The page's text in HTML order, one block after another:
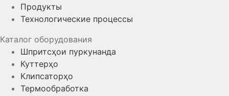
Продукты
Технологические процессы
Каталог оборудования
Шпритсҳои пуркунанда
Куттерҳо
Клипсаторҳо
Термообработка